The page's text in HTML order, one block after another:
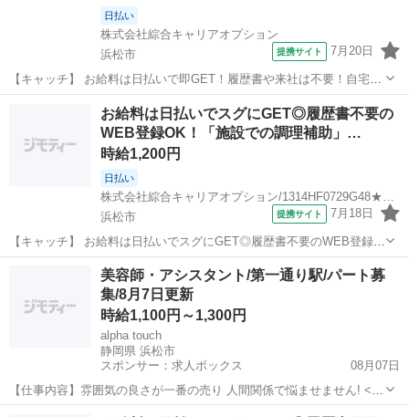
日払い
株式会社綜合キャリアオプション
浜松市
提携サイト 7月20日
【キャッチ】 お給料は日払いで即GET！履歴書や来社は不要！自宅で
完結WEB応募！浜松市中央区周辺！ 【コメント】 製造のお仕事が豊
富★未経験で働いてみたい方も大歓迎！ 「未経験だけど興味がある」
「転職したいけど不安・...
その他
お給料は日払いでスグにGET◎履歴書不要の
WEB登録OK！「施設での調理補助」…
時給1,200円
日払い
浜松市
提携サイト 7月18日
【キャッチ】 お給料は日払いでスグにGET◎履歴書不要のWEB登録
OK！「施設での調理補助」高時給1200円！舞阪周辺！20代～40代の
スタッフが多数活躍中★ 【コメント】 製造のお仕事が豊富★未経験で
働いてみたい方も大歓...
その他
美容師・アシスタント/第一通り駅/パート募
集/8月7日更新
時給1,100円～1,300円
alpha touch
静岡県 浜松市
スポンサー：求人ボックス
08月07日
【仕事内容】雰囲気の良さが一番の売り 人間関係で悩ませません! <募
集職種> 美容師 <仕事内容> 美容室業務全般 カット 90% カラー 60%